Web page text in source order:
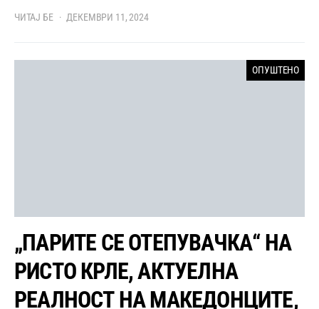
ЧИТАЈ БЕ ДЕКЕМВРИ 11, 2024
ОПУШТЕНО
„ПАРИТЕ СЕ ОТЕПУВАЧКА“ НА
РИСТО КРЛЕ, АКТУЕЛНА
РЕАЛНОСТ НА МАКЕДОНЦИТЕ,